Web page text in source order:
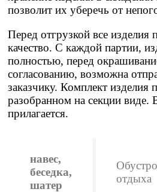
позволит их уберечь от
Перед отгрузкой все изделия
качество. С каждой партии,
полностью, перед
согласованию, возможна
заказчику. Комплект изделия
разобранном на секции виде.
прилагается.
навес,
беседка,
шатер
отдыха